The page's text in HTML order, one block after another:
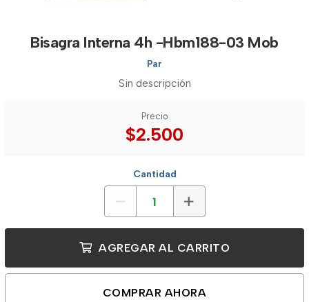
Bisagra Interna 4h -Hbm188-03 Mob
Par
Sin descripción
Precio
$2.500
Cantidad
AGREGAR AL CARRITO
COMPRAR AHORA